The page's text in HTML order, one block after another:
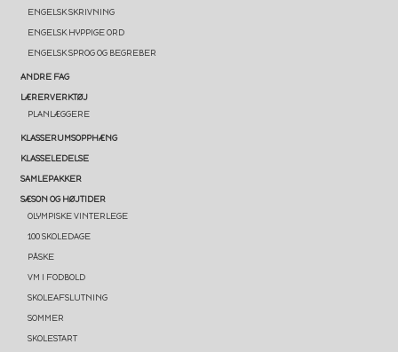
ENGELSK SKRIVNING
ENGELSK HYPPIGE ORD
ENGELSK SPROG OG BEGREBER
ANDRE FAG
LÆRERVERKTØJ
PLANLÆGGERE
KLASSERUMSOPPHÆNG
KLASSELEDELSE
SAMLEPAKKER
SÆSON OG HØJTIDER
OLYMPISKE VINTERLEGE
100 SKOLEDAGE
PÅSKE
VM I FODBOLD
SKOLEAFSLUTNING
SOMMER
SKOLESTART